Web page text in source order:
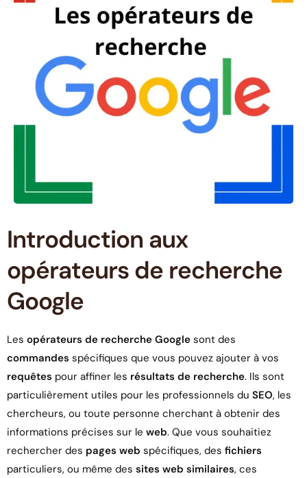
Introduction aux
opérateurs de recherche
Google
Les opérateurs de recherche Google sont des
commandes spécifiques que vous pouvez ajouter à vos
requêtes pour affiner les résultats de recherche. Ils sont
particulièrement utiles pour les professionnels du SEO, les
chercheurs, ou toute personne cherchant à obtenir des
informations précises sur le web. Que vous souhaitiez
rechercher des pages web spécifiques, des fichiers
particuliers, ou même des sites web similaires, ces